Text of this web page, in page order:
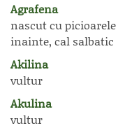
Agrafena
nascut cu picioarele
inainte, cal salbatic
Akilina
vultur
Akulina
vultur